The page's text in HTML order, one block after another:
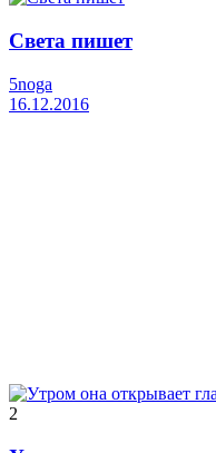
Света пишет
5noga
16.12.2016
2